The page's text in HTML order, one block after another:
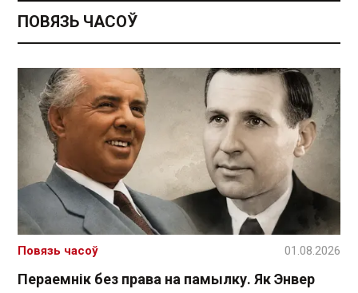
ПОВЯЗЬ ЧАСОЎ
Пераемнік без права на памылку. Як Энвер
Повязь часоў 01.08.2026